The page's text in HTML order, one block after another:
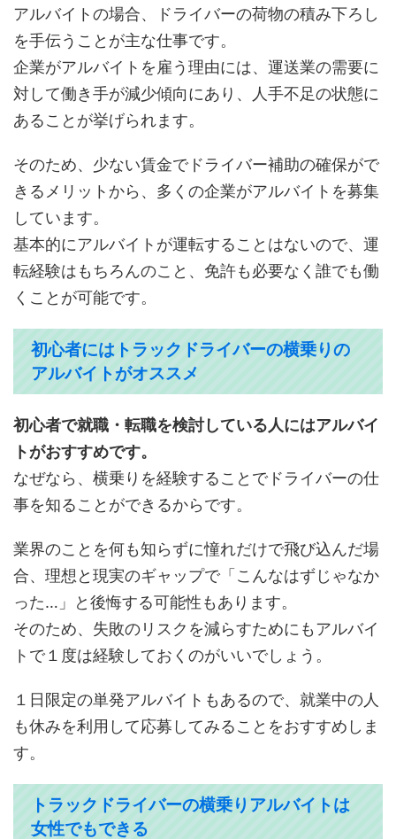
アルバイトの場合、ドライバーの荷物の積み下ろし
を手伝うことが主な仕事です。
企業がアルバイトを雇う理由には、運送業の需要に
対して働き手が減少傾向にあり、人手不足の状態に
あることが挙げられます。
そのため、少ない賃金でドライバー補助の確保がで
きるメリットから、多くの企業がアルバイトを募集
しています。
基本的にアルバイトが運転することはないので、運
転経験はもちろんのこと、免許も必要なく誰でも働
くことが可能です。
初心者にはトラックドライバーの横乗りの
アルバイトがオススメ
初心者で就職・転職を検討している人にはアルバイ
トがおすすめです。
なぜなら、横乗りを経験することでドライバーの仕
事を知ることができるからです。
業界のことを何も知らずに憧れだけで飛び込んだ場
合、理想と現実のギャップで「こんなはずじゃなか
った…」と後悔する可能性もあります。
そのため、失敗のリスクを減らすためにもアルバイ
トで１度は経験しておくのがいいでしょう。
１日限定の単発アルバイトもあるので、就業中の人
も休みを利用して応募してみることをおすすめしま
す。
トラックドライバーの横乗りアルバイトは
女性でもできる